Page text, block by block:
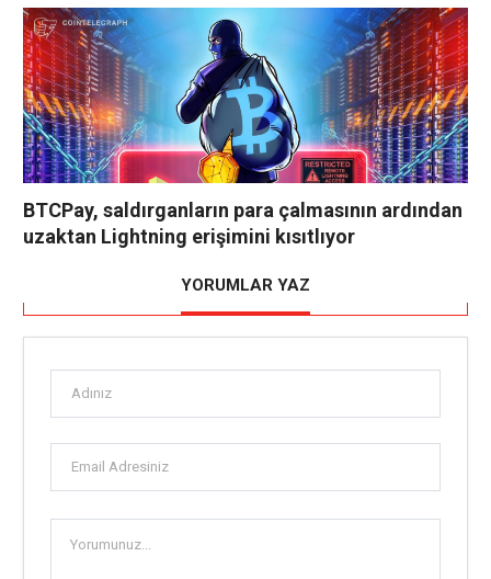
BTCPay, saldırganların para çalmasının ardından
uzaktan Lightning erişimini kısıtlıyor
YORUMLAR YAZ